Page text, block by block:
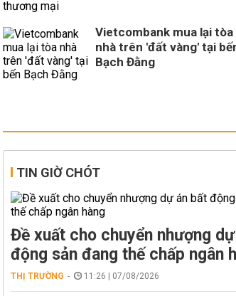
Vietcombank mua lại tòa
nhà trên 'đất vàng' tại
Bạch Đằng
TIN GIỜ CHÓT
Đề xuất cho chuyển nhượng
động sản đang thế chấp ngân
THỊ TRƯỜNG 11:26 | 07/08/2026